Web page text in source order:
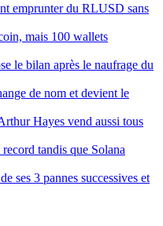
emprunter du RLUSD sans
mais 100 wallets
le bilan après le naufrage du
de nom et devient le
Hayes vend aussi tous
tandis que Solana
ses 3 pannes successives et